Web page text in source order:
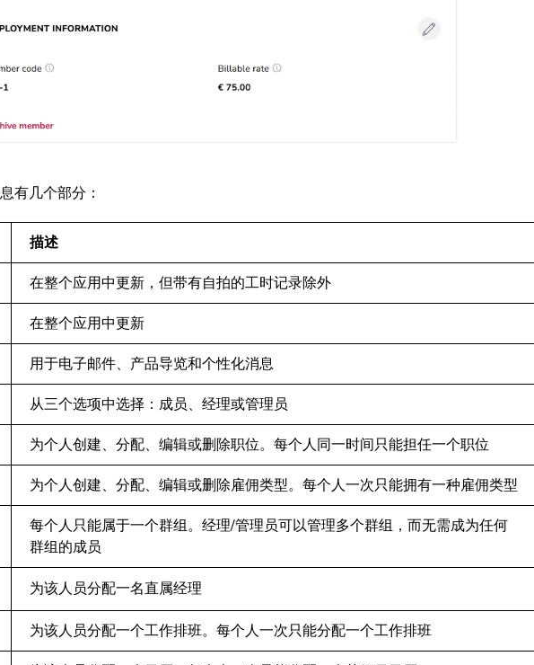
有几个部分：
描述
在整个应用中更新，但带有自拍的工时记录除外
在整个应用中更新
用于电子邮件、产品导览和个性化消息
从三个选项中选择：成员、经理或管理员
为个人创建、分配、编辑或删除职位。每个人同一时间只能担任一个职位
为个人创建、分配、编辑或删除雇佣类型。每个人一次只能拥有一种雇佣类型
每个人只能属于一个群组。经理/管理员可以管理多个群组，而无需成为任何
群组的成员
为该人员分配一名直属经理
为该人员分配一个工作排班。每个人一次只能分配一个工作排班